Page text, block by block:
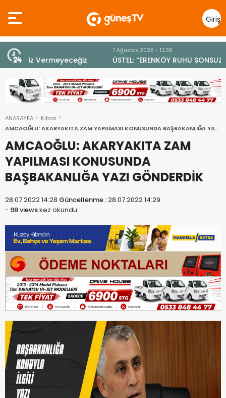
Giriş
Yap
ÜSTEL: “ERENKÖY RUHU SONSUZA DEK YAŞAYACAK”
ANASAYFA
Kıbrıs
AMCAOĞLU: AKARYAKITA ZAM YAPILMASI KONUSUNDA BAŞBAKANLIĞA YAZI
AMCAOĞLU: AKARYAKITA ZAM
YAPILMASI KONUSUNDA
BAŞBAKANLIĞA YAZI GÖNDERDİK
28.07.2022 14:28 Güncellenme :28.07.2022 14:29
- 98 viewskez okundu